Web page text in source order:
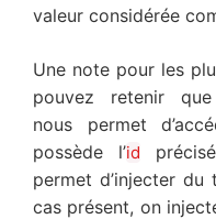
valeur considérée
Une note pour les
pouvez retenir que
nous permet
possède l’id
permet d’injecter du
cas présent, on